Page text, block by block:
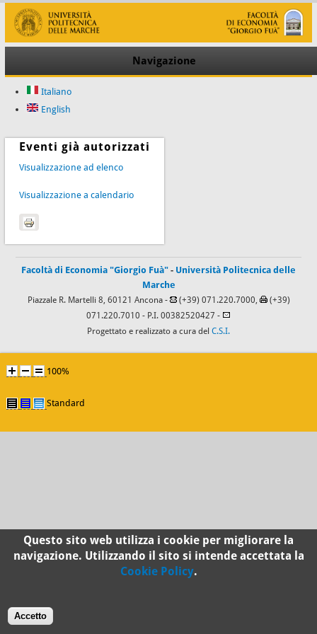
Navigazione
Italiano
English
Eventi già autorizzati
Visualizzazione ad elenco
Visualizzazione a calendario
Facoltà di Economia "Giorgio Fuà" - Università Politecnica delle
Marche
Piazzale R. Martelli 8, 60121 Ancona - (+39) 071.220.7000,
(+39)
071.220.7010 - P.I. 00382520427 -
Progettato e realizzato a cura del C.S.I.
100%
Standard
Questo sito web utilizza i cookie per migliorare la
navigazione. Utilizzando il sito si intende accettata la
Cookie Policy.
Accetto